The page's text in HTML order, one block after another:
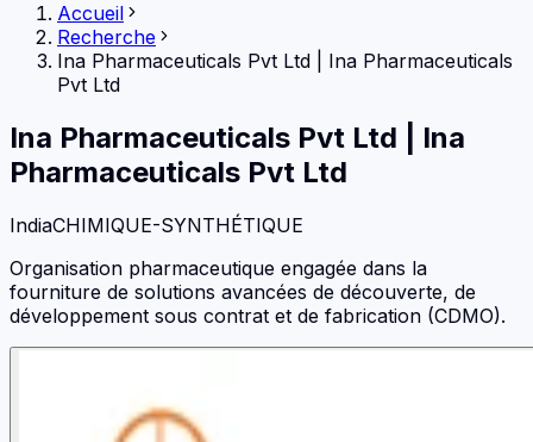
Accueil
Recherche
Ina Pharmaceuticals Pvt Ltd
Ina Pharmaceuticals
Pvt Ltd
Ina Pharmaceuticals Pvt Ltd
Ina
Pharmaceuticals Pvt Ltd
IndiaCHIMIQUE-SYNTHÉTIQUE
Organisation pharmaceutique engagée dans la
fourniture de solutions avancées de découverte, de
développement sous contrat et de fabrication (CDMO).